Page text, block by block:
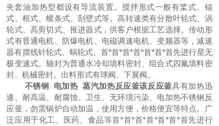
夹套油加热型都设有导流装置。搅拌形式一般有桨式、锚
式、框式、螺条式、刮壁式等。高转速类有分散叶轮式、涡
轮式、高剪切式、推进器式，供客户根据工艺选择。传动形
式有普通电机、防爆电机、电磁调速电机、变频器等，减速
器有摆线针轮式、蜗轮式、首*首*首*首*首*首*首先进行星无
极变速式。轴封为普通水冷却填料密封、组合式四氟填料密
封、机械密封。出料形式有球阀、下展阀。
不锈钢 电加热 蒸汽加热反应釜该反应釜具有加热迅
速、耐高温、耐腐蚀、卫生、无环境污染、电加热不锈钢反
应釜，勿需锅炉自动加温，使用方便，价格便宜等特点。广
泛应用于化工、医药、食品等首*首*首*首*首*首*首先进行